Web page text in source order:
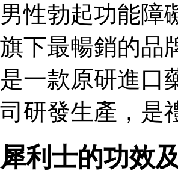
男性勃起功能障
旗下最暢銷的品
是一款原研進口
司研發生產，是
犀利士的功效